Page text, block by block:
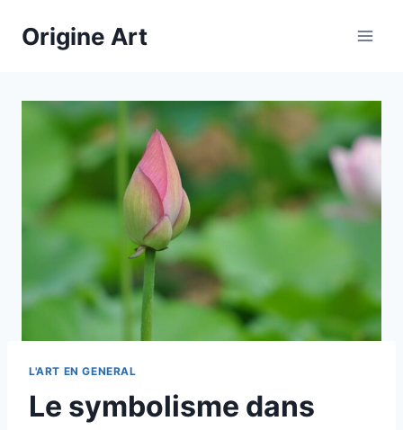
Origine Art
L'ART EN GENERAL
Le symbolisme dans